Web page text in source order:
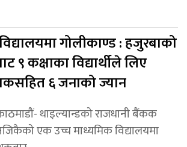
गोलीकाण्ड : हजुरबाको
९ कक्षाका विद्यार्थीले लिए
६ जनाको ज्यान
थाइल्यान्डको राजधानी बैंकक
एक उच्च माध्यमिक विद्यालयमा